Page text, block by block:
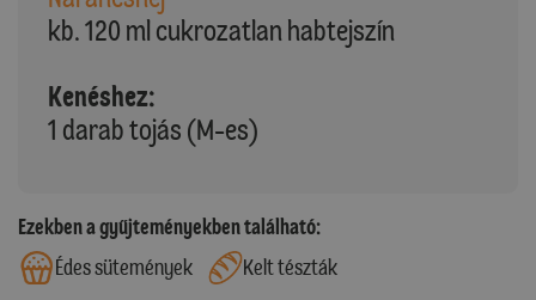
kb. 120 ml cukrozatlan habtejszín
Kenéshez:
1 darab tojás (M-es)
Ezekben a gyűjteményekben található:
Édes sütemények
Kelt tészták